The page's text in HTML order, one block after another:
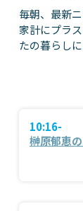
毎朝、最新
家計にプラ
たの暮らし
10:16-
榊原郁恵